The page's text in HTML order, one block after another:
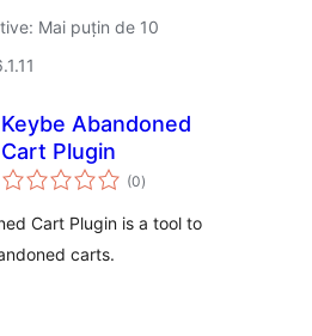
Mai puțin de 10
Keybe Abandoned
Cart Plugin
(0total
aprecieri
)
Cart Plugin is a tool to
carts.